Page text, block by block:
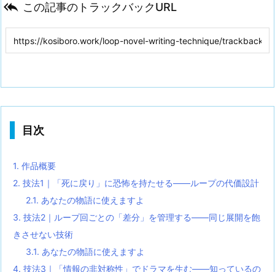
 この記事のトラックバックURL
目次
1. 作品概要
2. 技法1｜「死に戻り」に恐怖を持たせる——ループの代価設計
2.1. あなたの物語に使えますよ
3. 技法2｜ループ回ごとの「差分」を管理する——同じ展開を飽
きさせない技術
3.1. あなたの物語に使えますよ
4. 技法3｜「情報の非対称性」でドラマを生む——知っているの